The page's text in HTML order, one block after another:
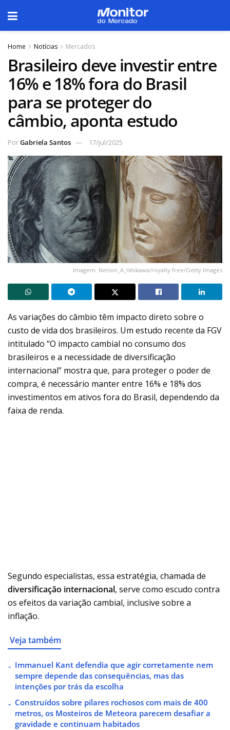
Home Notícias Mercados
Brasileiro deve investir entre
16% e 18% fora do Brasil
para se proteger do
câmbio, aponta estudo
PorGabriela Santos 17/jul/2025
Imagem: Nelson_A_Ishikawa/royalty free/Getty Images
As variações do câmbio têm impacto direto sobre o
custo de vida dos brasileiros. Um estudo recente da FGV
intitulado “O impacto cambial no consumo dos
brasileiros e a necessidade de diversificação
internacional” mostra que, para proteger o poder de
compra, é necessário manter entre 16% e 18% dos
investimentos em ativos fora do Brasil, dependendo da
faixa de renda.
Segundo especialistas, essa estratégia, chamada de
diversificação internacional, serve como escudo contra
os efeitos da variação cambial, inclusive sobre a
inflação.
Veja também
Immanuel Kant defendia que agir corretamente nem
sempre depende das consequências, mas das
intenções por trás da escolha
Construídos sobre pilares rochosos com mais de 400
metros, os Mosteiros de Meteora parecem desafiar a
gravidade e continuam habitados